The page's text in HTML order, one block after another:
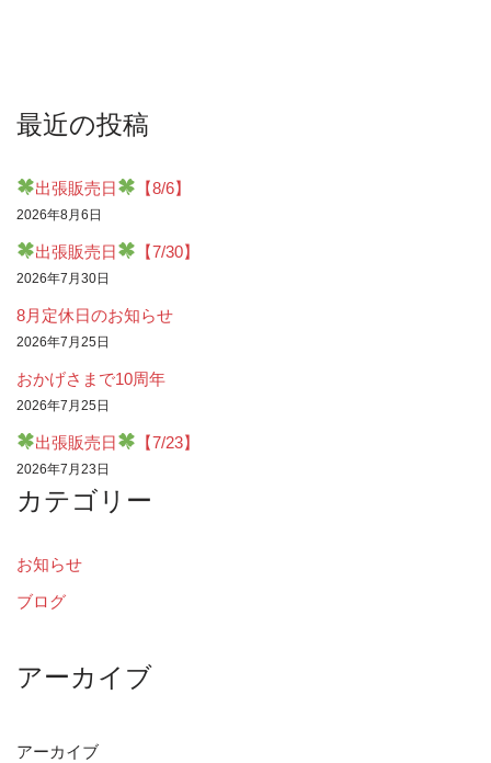
最近の投稿
出張販売日 【8/6】
2026年8月6日
出張販売日 【7/30】
2026年7月30日
8月定休日のお知らせ
2026年7月25日
おかげさまで10周年
2026年7月25日
出張販売日 【7/23】
2026年7月23日
カテゴリー
お知らせ
ブログ
アーカイブ
アーカイブ